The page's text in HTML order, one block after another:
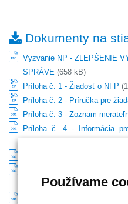
Dokumenty na
Vyzvanie NP - ZLEPŠENIE
SPRÁVE (658 kB)
Príloha č. 1 - Žiadosť o NFP
Príloha č. 2 - Príručka pre
Príloha č. 3 - Zoznam
Príloha č. 4 - Informácia
Príloha č. 6 - Zoznam
(89 kB)Používame